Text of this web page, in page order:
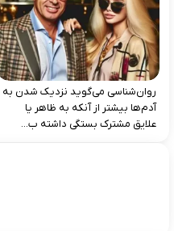
روان‌شناسی می‌گوید نزدیک شدن به
آدم‌ها بیشتر از آنکه به ظاهر یا
علایق مشترک بستگی داشته ب...